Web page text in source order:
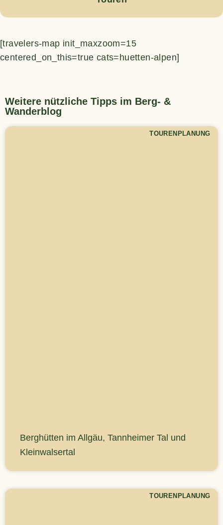
[travelers-map init_maxzoom=15
centered_on_this=true cats=huetten-alpen]
Weitere nützliche Tipps im Berg- &
Wanderblog
TOURENPLANUNG
Berghütten im Allgäu, Tannheimer Tal und
Kleinwalsertal
TOURENPLANUNG